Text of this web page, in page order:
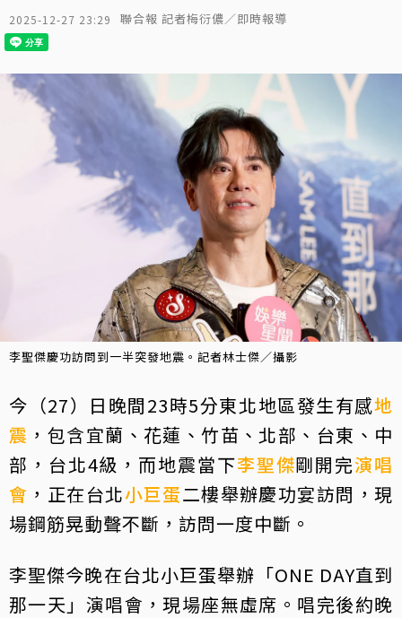
2025-12-27 23:29 聯合報 記者梅衍儂／即時報導
李聖傑慶功訪問到一半突發地震。記者林士傑／攝影
今（27）日晚間23時5分東北地區發生有感地
震 ，包含宜蘭、花蓮、竹苗、北部、台東、中
部，台北4級，而地震當下李聖傑剛開完演唱
會 ，正在台北小巨蛋二樓舉辦慶功宴訪問，現
場鋼筋晃動聲不斷，訪問一度中斷。
李聖傑今晚在台北小巨蛋舉辦「ONE DAY直到
那一天」演唱會，現場座無虛席。唱完後約晚